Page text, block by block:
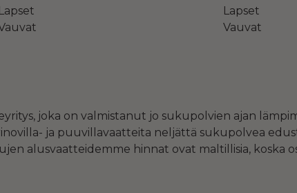
Lapset
Lapset
Vauvat
joka on valmistanut jo sukupolvien ajan
ja puuvillavaatteita neljättä sukupolvea
alusvaatteidemme hinnat ovat maltillisia, koska